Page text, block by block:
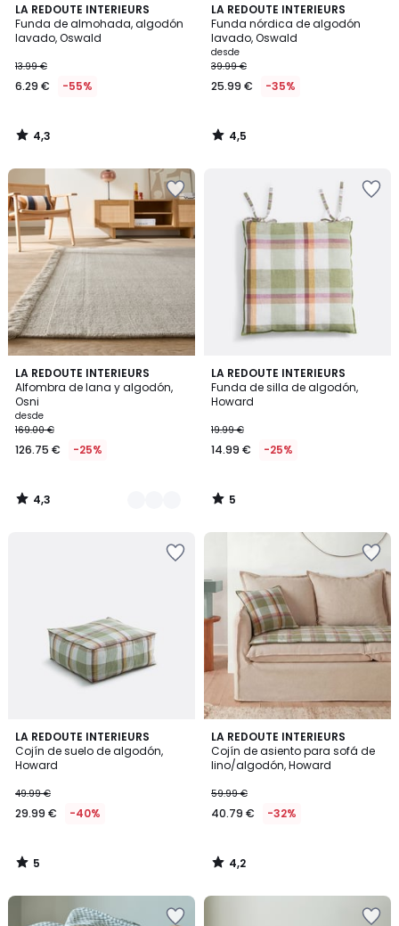
LA REDOUTE INTERIEURS
Funda de almohada, algodón
lavado, Oswald
13.99 €
6.29 € -55%
4,3
/ 5
4,3
/
LA REDOUTE INTERIEURS
Funda nórdica de algodón
lavado, Oswald
desde
39.99 €
25.99 € -35%
4,5
/ 5
4,5
/
LA REDOUTE INTERIEURS
Alfombra de lana y algodón,
Osni
desde
169.00 €
126.75 € -25%
4,3
/ 5
5
Colores
4,3
/
LA REDOUTE INTERIEURS
Funda de silla de algodón,
Howard
19.99 €
14.99 € -25%
5
/
5
5
/
LA REDOUTE INTERIEURS
Cojín de suelo de algodón,
Howard
49.99 €
29.99 € -40%
5
/
5
5
/
LA REDOUTE INTERIEURS
Cojín de asiento para sofá de
lino/algodón, Howard
59.99 €
40.79 € -32%
4,2
/ 5
4,2
/